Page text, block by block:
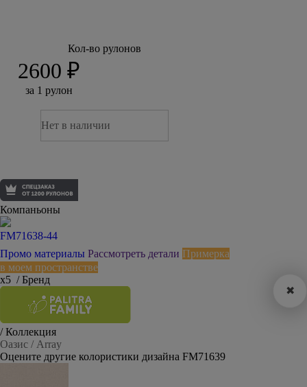
Кол-во рулонов
2600 ₽
за 1 рулон
Нет в наличии
Компаньоны
FM71638-44
Промо материалы Рассмотреть детали Примерка
в моем пространстве
х5
✖
/ Бренд
/ Коллекция
Оазис / Array
Оцените другие колористики дизайна FM71639